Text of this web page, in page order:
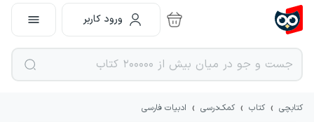
ورود کاربر
کتابچی › کتاب › کمک‌درسی › ادبیات فارسی